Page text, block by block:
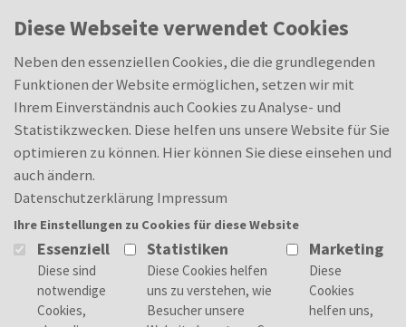
Merkliste
Merkliste
0
Diese Webseite verwendet Cookies
Neben den essenziellen Cookies, die die grundlegenden
Funktionen der Website ermöglichen, setzen wir mit
Ihrem Einverständnis auch Cookies zu Analyse- und
Statistikzwecken. Diese helfen uns unsere Website für Sie
optimieren zu können. Hier können Sie diese einsehen und
auch ändern.
Datenschutzerklärung Impressum
Ihre Einstellungen zu Cookies für diese Website
Essenziell Statistiken Marketing